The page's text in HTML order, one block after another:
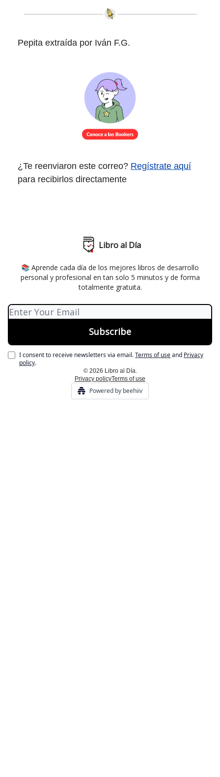
Pepita extraída por Iván F.G.
¿Te reenviaron este correo? Regístrate aquí
para recibirlos directamente
Libro al Día
📚 Aprende cada día de los mejores libros de desarrollo
personal y profesional en tan solo 5 minutos y de forma
totalmente gratuita.
I consent to receive newsletters via email.Terms of useand Privacy
policy.
© 2026 Libro al Día.
Privacy policyTerms of use
Powered by beehiiv